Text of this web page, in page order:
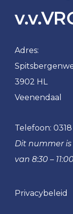
Adres:
3902 HL
Veenendaal
Telefoon: 0318
Dit nummer
van 8:30 –
Privacybeleid